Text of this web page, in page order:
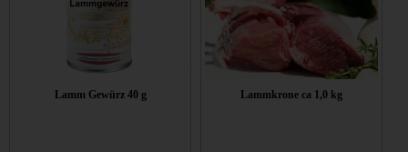
Lamm Gewürz 40 g Lammkrone ca 1,0 kg